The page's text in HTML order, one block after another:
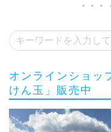
オンラインショッ
けん玉」販売中